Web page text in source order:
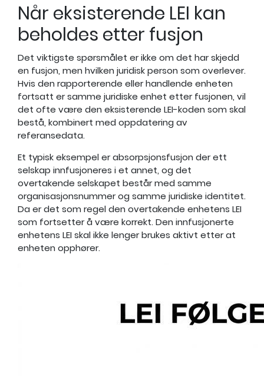
Når eksisterende LEI kan
beholdes etter fusjon
Det viktigste spørsmålet er ikke om det har skjedd
en fusjon, men hvilken juridisk person som overlever.
Hvis den rapporterende eller handlende enheten
fortsatt er samme juridiske enhet etter fusjonen, vil
det ofte være den eksisterende LEI-koden som skal
bestå, kombinert med oppdatering av
referansedata.
Et typisk eksempel er absorpsjonsfusjon der ett
selskap innfusjoneres i et annet, og det
overtakende selskapet består med samme
organisasjonsnummer og samme juridiske identitet.
Da er det som regel den overtakende enhetens LEI
som fortsetter å være korrekt. Den innfusjonerte
enhetens LEI skal ikke lenger brukes aktivt etter at
enheten opphører.